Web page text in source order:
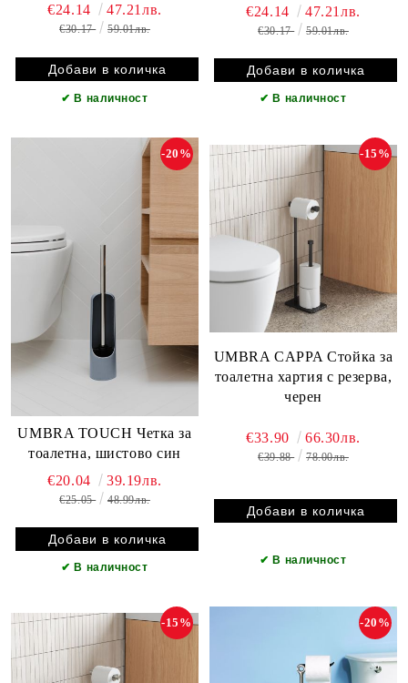
€24.14 47.21лв.
€30.17 59.01лв.
✔ В наличност
€24.14 47.21лв.
€30.17 59.01лв.
✔ В наличност
UMBRA TOUCH Четка за
тоалетна, шистово син
-20%
€20.04 39.19лв.
€25.05 48.99лв.
✔ В наличност
UMBRA CAPPA Стойка за
тоалетна хартия с резерва,
черен
-15%
€33.90 66.30лв.
€39.88 78.00лв.
✔ В наличност
-15% -20%